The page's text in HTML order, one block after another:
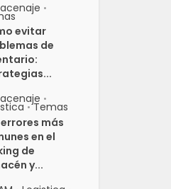
•
evitar
de
•
• Temas
errores más
en el
de
y...